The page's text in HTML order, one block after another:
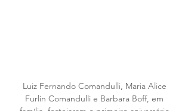
Luiz Fernando Comandulli, Maria Alice
Furlin Comandulli e Barbara Boff, em